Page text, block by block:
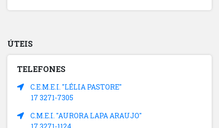
ÚTEIS
TELEFONES
C.E.M.E.I. "LÉLIA PASTORE"
17 3271-7305
C.M.E.I. "AURORA LAPA ARAUJO"